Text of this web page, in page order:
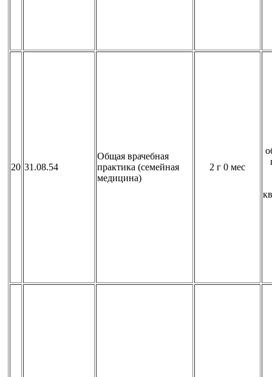
20 31.08.54
Общая врачебная
практика (семейная
медицина)
2 г 0 мес